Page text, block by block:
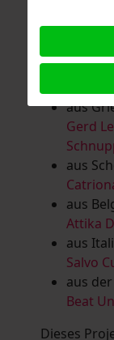
Lanzl,
Schaub
Serge
aus
Gerd
aus
aus
Attika
aus
Salvo
aus
Beat
Dieses